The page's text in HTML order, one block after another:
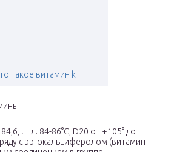
такое витамин k
t пл. 84-86°С; D20 от +105° до
с эргокальциферолом (витамин